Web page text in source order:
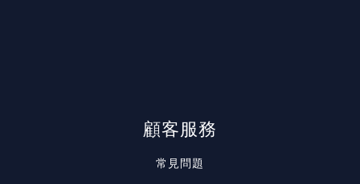
顧客服務
常見問題